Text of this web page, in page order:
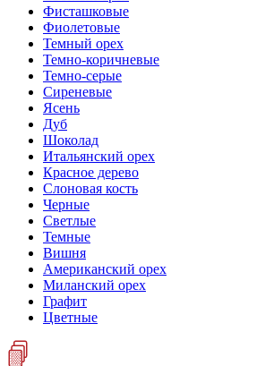
Фисташковые
Фиолетовые
Темный орех
Темно-коричневые
Темно-серые
Сиреневые
Ясень
Дуб
Шоколад
Итальянский орех
Красное дерево
Слоновая кость
Черные
Светлые
Темные
Вишня
Американский орех
Миланский орех
Графит
Цветные